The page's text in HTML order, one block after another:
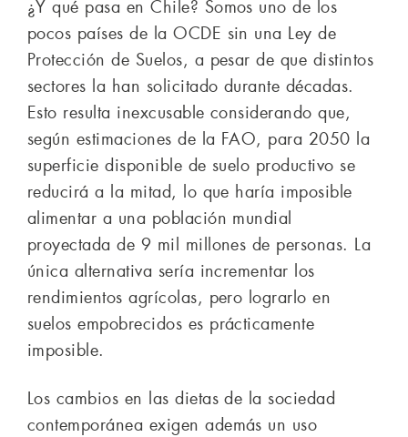
¿Y qué pasa en Chile? Somos uno de los
pocos países de la OCDE sin una Ley de
Protección de Suelos, a pesar de que distintos
sectores la han solicitado durante décadas.
Esto resulta inexcusable considerando que,
según estimaciones de la FAO, para 2050 la
superficie disponible de suelo productivo se
reducirá a la mitad, lo que haría imposible
alimentar a una población mundial
proyectada de 9 mil millones de personas. La
única alternativa sería incrementar los
rendimientos agrícolas, pero lograrlo en
suelos empobrecidos es prácticamente
imposible.
Los cambios en las dietas de la sociedad
contemporánea exigen además un uso